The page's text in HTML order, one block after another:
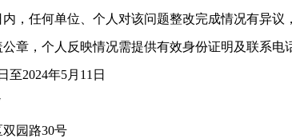
任何单位、个人对该问题整改完成情况有异议
章，个人反映情况需提供有效身份证明及联系电
2024年5月11日
园路30号